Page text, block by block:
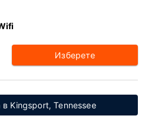
Изберете
в Kingsport, Tennessee